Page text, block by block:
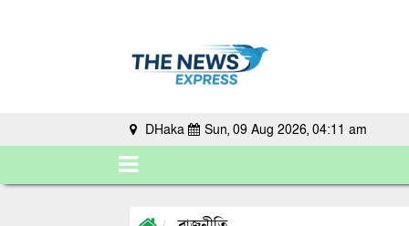
DHaka Sun, 09 Aug 2026, 04:11 am